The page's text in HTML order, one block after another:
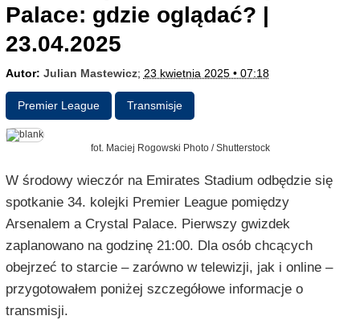
Palace: gdzie oglądać? |
23.04.2025
Autor: Julian Mastewicz; 23 kwietnia 2025 • 07:18
Premier League Transmisje
fot. Maciej Rogowski Photo / Shutterstock
W środowy wieczór na Emirates Stadium odbędzie się
spotkanie 34. kolejki Premier League pomiędzy
Arsenalem a Crystal Palace. Pierwszy gwizdek
zaplanowano na godzinę 21:00. Dla osób chcących
obejrzeć to starcie – zarówno w telewizji, jak i online –
przygotowałem poniżej szczegółowe informacje o
transmisji.